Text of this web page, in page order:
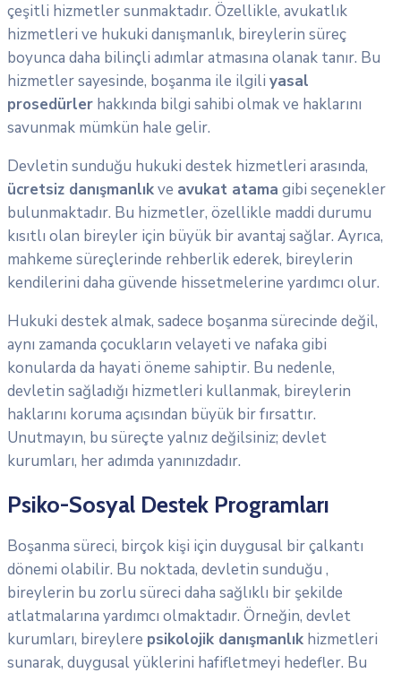
çeşitli hizmetler sunmaktadır. Özellikle, avukatlık
hizmetleri ve hukuki danışmanlık, bireylerin süreç
boyunca daha bilinçli adımlar atmasına olanak tanır. Bu
hizmetler sayesinde, boşanma ile ilgili yasal
prosedürler hakkında bilgi sahibi olmak ve haklarını
savunmak mümkün hale gelir.
Devletin sunduğu hukuki destek hizmetleri arasında,
ücretsiz danışmanlıkve avukat atama gibi seçenekler
bulunmaktadır. Bu hizmetler, özellikle maddi durumu
kısıtlı olan bireyler için büyük bir avantaj sağlar. Ayrıca,
mahkeme süreçlerinde rehberlik ederek, bireylerin
kendilerini daha güvende hissetmelerine yardımcı olur.
Hukuki destek almak, sadece boşanma sürecinde değil,
aynı zamanda çocukların velayeti ve nafaka gibi
konularda da hayati öneme sahiptir. Bu nedenle,
devletin sağladığı hizmetleri kullanmak, bireylerin
haklarını koruma açısından büyük bir fırsattır.
Unutmayın, bu süreçte yalnız değilsiniz; devlet
kurumları, her adımda yanınızdadır.
Psiko-Sosyal Destek Programları
Boşanma süreci, birçok kişi için duygusal bir çalkantı
dönemi olabilir. Bu noktada, devletin sunduğu ,
bireylerin bu zorlu süreci daha sağlıklı bir şekilde
atlatmalarına yardımcı olmaktadır. Örneğin, devlet
kurumları, bireylere psikolojik danışmanlık hizmetleri
sunarak, duygusal yüklerini hafifletmeyi hedefler. Bu